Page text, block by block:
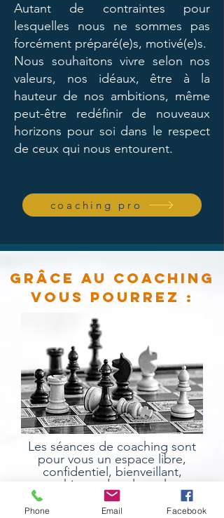
Autant de contraintes pour
lesquelles nous ne sommes pas
forcément préparé(e)s, motivé(e)s.
Nous souhaitons vivre selon nos
valeurs, nos idéaux, être à la
hauteur de nos ambitions, même
peut-être redéfinir de nouveaux
horizons pour soi dans le respect
de ceux qui nous entourent.
coaching pro
GRÂCE AU COACHING
VOUS POURREZ :
Les séances de coaching sont
pour vous un espace libre,
confidentiel, bienveillant,
empathique, dans lequel vous
pourrez faire le point sur votre
actualité, mais surtout cheminer
Phone Email Facebook